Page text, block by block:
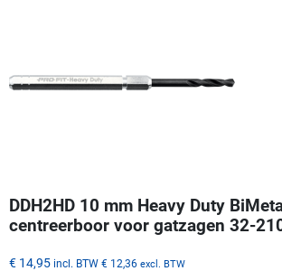
DDH2HD 10 mm Heavy Duty
centreerboor voor gatzagen 32-
€ 14,95 incl. BTW € 12,36 excl. BTW